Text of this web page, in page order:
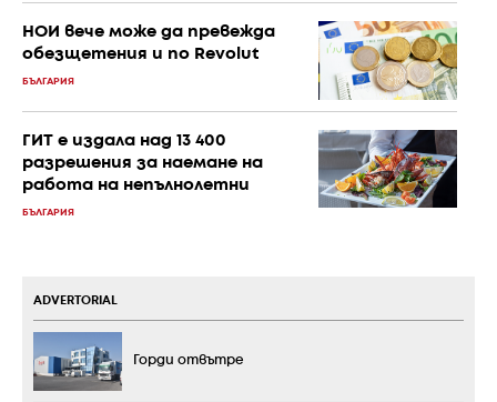
НОИ вече може да превежда
обезщетения и по Revolut
БЪЛГАРИЯ
ГИТ е издала над 13 400
разрешения за наемане на
работа на непълнолетни
БЪЛГАРИЯ
ADVERTORIAL
Горди отвътре